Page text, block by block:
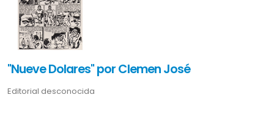
"Nueve Dolares" por Clemen José
Editorial desconocida